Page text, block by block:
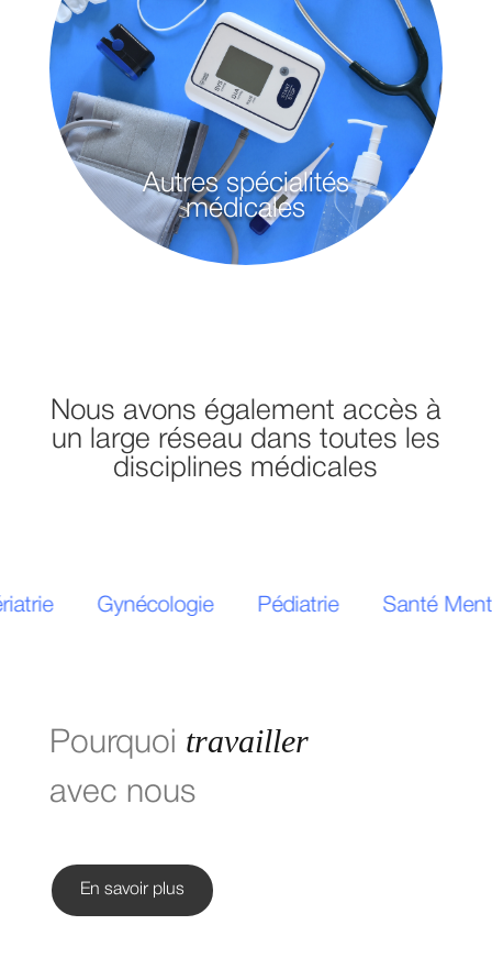
Autres spécialités
médicales
Nous avons également accès à
un large réseau dans toutes les
disciplines médicales
Gynécologie Pédiatrie Santé
Pourquoi travailler
avec nous
En savoir plus